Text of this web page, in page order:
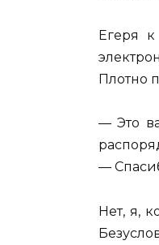
Егеря
Плотно
— Это
—
Нет, я,